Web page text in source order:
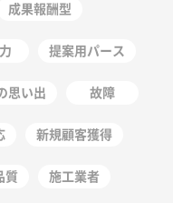
成果報酬型
提案用パース
思い出 故障
新規顧客獲得
質 施工業者